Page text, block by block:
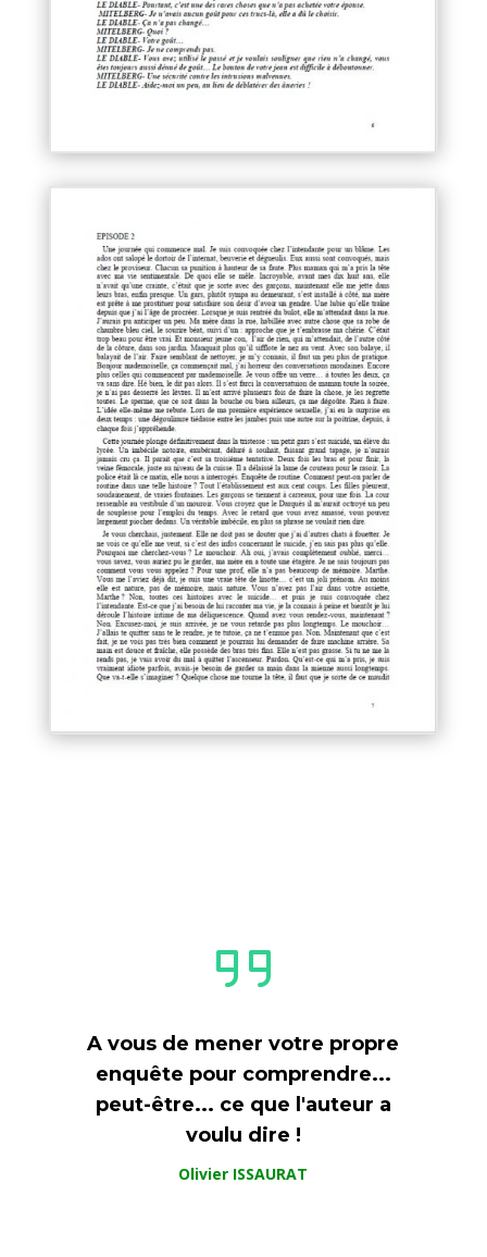
A vous de mener votre propre
enquête pour comprendre...
peut-être... ce que l'auteur a
voulu dire !
Olivier ISSAURAT